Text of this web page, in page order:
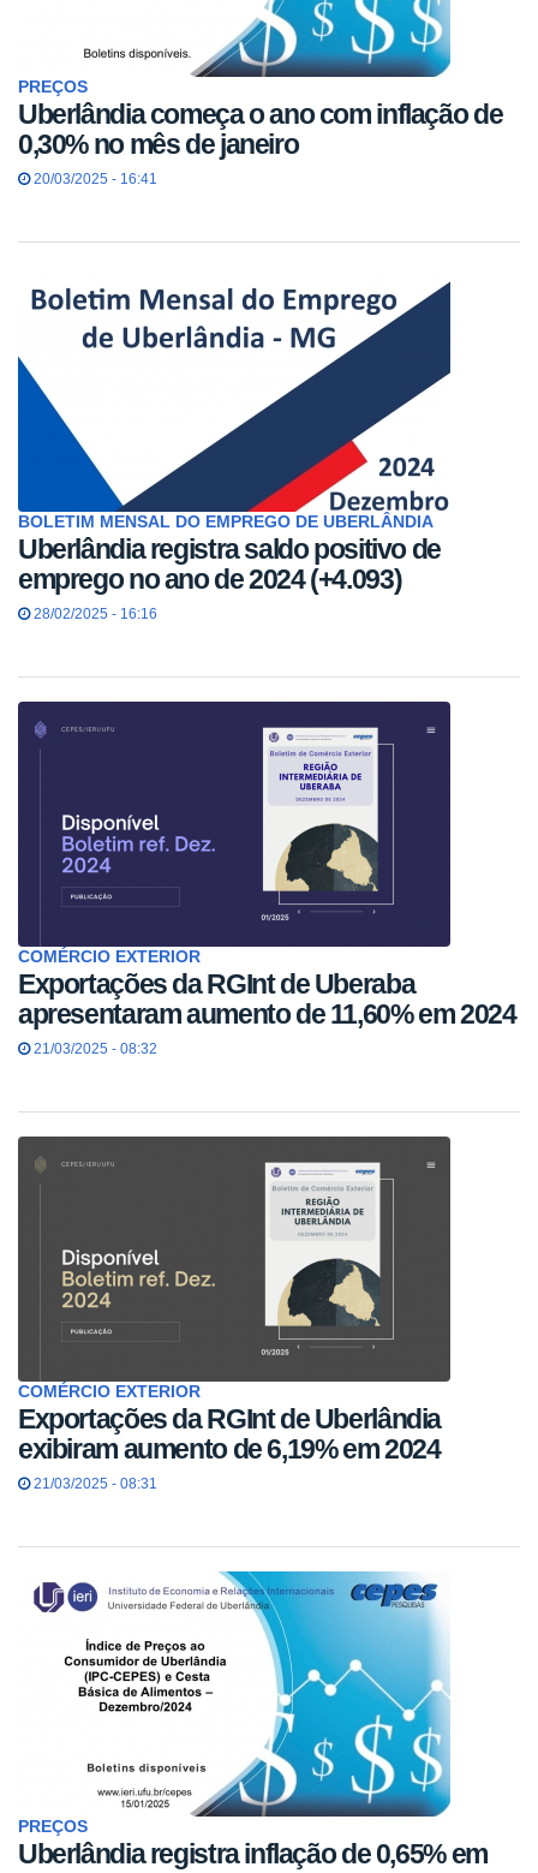
PREÇOS
Uberlândia começa o ano com inflação de
0,30% no mês de janeiro
20/03/2025 - 16:41
BOLETIM MENSAL DO EMPREGO DE UBERLÂNDIA
Uberlândia registra saldo positivo de
emprego no ano de 2024 (+4.093)
28/02/2025 - 16:16
COMÉRCIO EXTERIOR
Exportações da RGInt de Uberaba
apresentaram aumento de 11,60% em 2024
21/03/2025 - 08:32
COMÉRCIO EXTERIOR
Exportações da RGInt de Uberlândia
exibiram aumento de 6,19% em 2024
21/03/2025 - 08:31
PREÇOS
Uberlândia registra inflação de 0,65% em